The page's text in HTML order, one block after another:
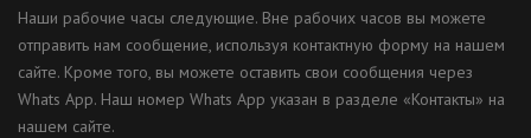
Наши рабочие часы следующие. Вне рабочих часов вы можете
отправить нам сообщение, используя контактную форму на нашем
сайте. Кроме того, вы можете оставить свои сообщения через
Whats App. Наш номер Whats App указан в разделе «Контакты» на
нашем сайте.